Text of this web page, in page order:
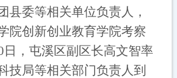
县委等相关单位负责人，
院创新创业教育学院考察
日，屯溪区副区长高文智率
技局等相关部门负责人到